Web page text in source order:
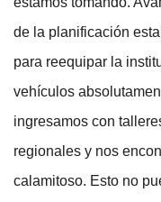
de la planificación
para reequipar la
vehículos
ingresamos con
regionales y nos
calamitoso. Esto no